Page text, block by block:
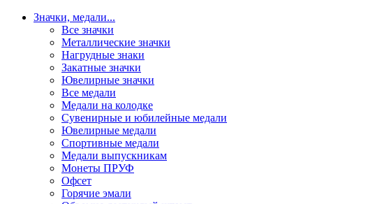
Значки, медали...
Все значки
Металлические значки
Нагрудные знаки
Закатные значки
Ювелирные значки
Все медали
Медали на колодке
Сувенирные и юбилейные медали
Ювелирные медали
Спортивные медали
Медали выпускникам
Монеты ПРУФ
Офсет
Горячие эмали